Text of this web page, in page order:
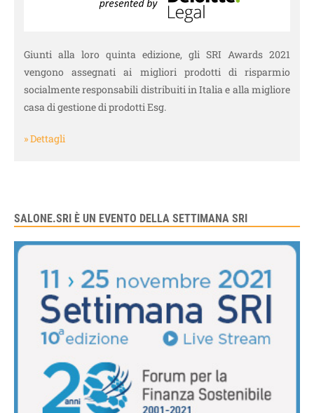
Giunti alla loro quinta edizione, gli SRI Awards 2021
vengono assegnati ai migliori prodotti di risparmio
socialmente responsabili distribuiti in Italia e alla migliore
casa di gestione di prodotti Esg.
» Dettagli
SALONE.SRI È UN EVENTO DELLA SETTIMANA SRI